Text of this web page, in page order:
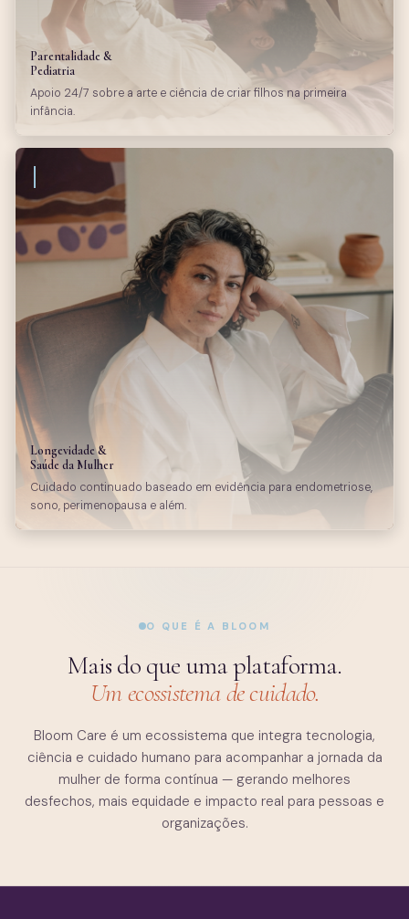
Parentalidade &
Pediatria
Apoio 24/7 sobre a arte e ciência de criar filhos na primeira
infância.
Longevidade &
Saúde da Mulher
Cuidado continuado baseado em evidência para endometriose,
sono, perimenopausa e além.
O QUE É A BLOOM
Mais do que uma plataforma.
Um ecossistema de cuidado.
Bloom Care é um ecossistema que integra tecnologia,
ciência e cuidado humano para acompanhar a jornada da
mulher de forma contínua — gerando melhores
desfechos, mais equidade e impacto real para pessoas e
organizações.